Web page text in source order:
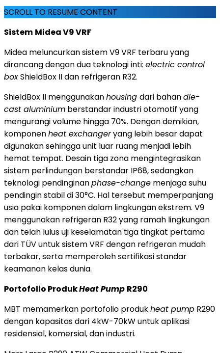
SCROLL TO RESUME CONTENT
Sistem Midea V9 VRF
Midea meluncurkan sistem V9 VRF terbaru yang
dirancang dengan dua teknologi inti: electric control
boxShieldBox II dan refrigeran R32.
ShieldBox II menggunakanhousing dari bahandie-
cast aluminium berstandar industri otomotif yang
mengurangi volume hingga 70%. Dengan demikian,
komponenheat exchangeryang lebih besar dapat
digunakan sehingga unit luar ruang menjadi lebih
hemat tempat. Desain tiga zona mengintegrasikan
sistem perlindungan berstandar IP68, sedangkan
teknologi pendinginanphase-change menjaga suhu
pendingin stabil di 30°C. Hal tersebut memperpanjang
usia pakai komponen dalam lingkungan ekstrem. V9
menggunakan refrigeran R32 yang ramah lingkungan
dan telah lulus uji keselamatan tiga tingkat pertama
dari TÜV untuk sistem VRF dengan refrigeran mudah
terbakar, serta memperoleh sertifikasi standar
keamanan kelas dunia.
Portofolio ProdukHeat Pump R290
MBT memamerkan portofolio produkheat pump R290
dengan kapasitas dari 4kW-70kW untuk aplikasi
residensial, komersial, dan industri.